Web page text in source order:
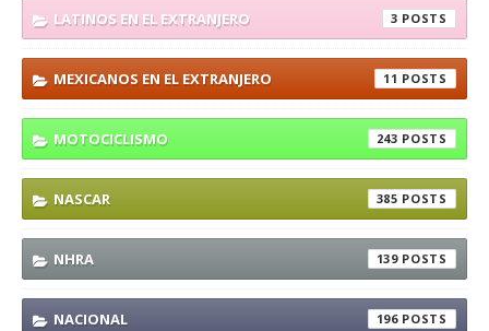
LATINOS EN EL EXTRANJERO 3
MEXICANOS EN EL EXTRANJERO 11
MOTOCICLISMO 243
NASCAR 385
NHRA 139
NACIONAL 196